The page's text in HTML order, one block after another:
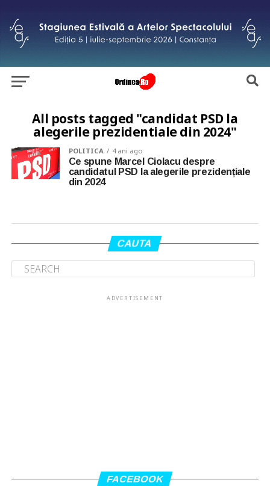
All posts tagged "candidat PSD la
alegerile prezidentiale din 2024"
POLITICA 4 ani ago
Ce spune Marcel Ciolacu despre
candidatul PSD la alegerile prezidențiale
din 2024
CAUTA
ADVERTISEMENT
FACEBOOK